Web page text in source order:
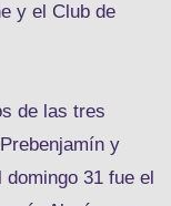
y el Club de
de las tres
y
31 fue el